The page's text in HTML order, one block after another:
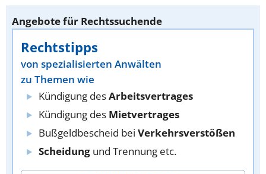
Angebote für Rechtssuchende
Rechtstipps
von spezialisierten Anwälten
zu Themen wie
Kündigung desArbeitsvertrages
Kündigung des Mietvertrages
Bußgeldbescheid bei Verkehrsverstößen
Scheidung und Trennung etc.